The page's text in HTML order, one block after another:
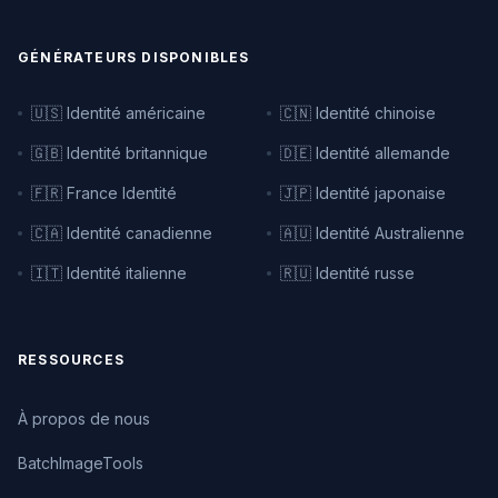
GÉNÉRATEURS DISPONIBLES
🇺🇸 Identité américaine 🇨🇳 Identité chinoise
🇬🇧 Identité britannique 🇩🇪 Identité allemande
🇫🇷 France Identité 🇯🇵 Identité japonaise
🇨🇦 Identité canadienne 🇦🇺 Identité Australienne
🇮🇹 Identité italienne 🇷🇺 Identité russe
RESSOURCES
À propos de nous
BatchImageTools